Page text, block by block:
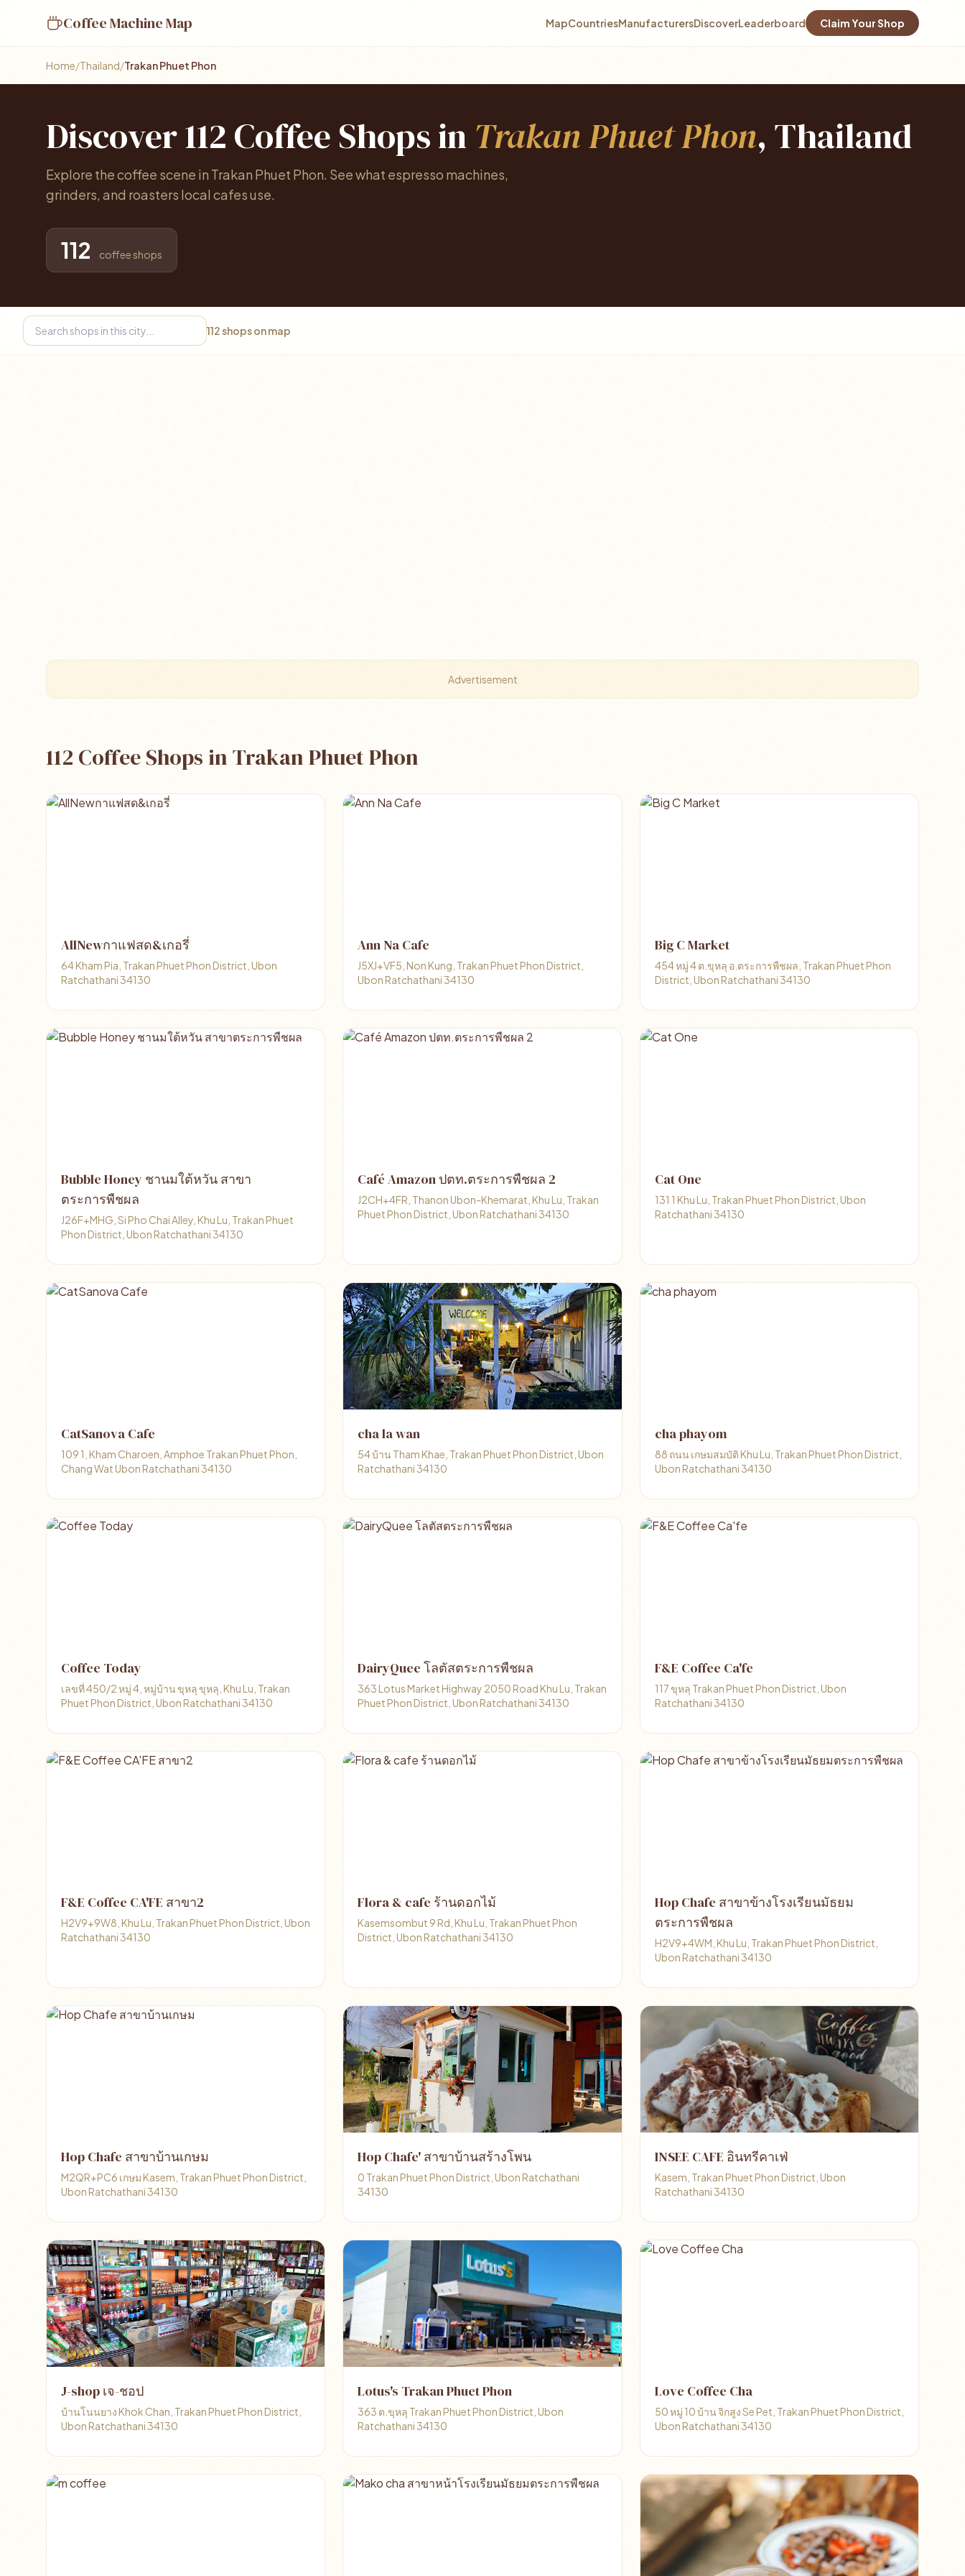
Coffee Machine Map MapCountriesManufacturersDiscoverLeaderboard Claim Your Shop
Home/Thailand/Trakan Phuet Phon
Discover 112 Coffee Shops inTrakan Phuet Phon, Thailand
Explore the coffee scene in Trakan Phuet Phon. See what espresso machines,
grinders, and roasters local cafes use.
112 coffee shops
112 shops on map
Advertisement
112 Coffee Shops in Trakan Phuet Phon
AllNewกาแฟสด&เกอรี่
64 Kham Pia, Trakan Phuet Phon District, Ubon
Ratchathani 34130
Ann Na Cafe
J5XJ+VF5, Non Kung, Trakan Phuet Phon District,
Ubon Ratchathani 34130
Big C Market
454 หมู่ 4 ต.ขุหลุ อ.ตระการพืชผล, Trakan Phuet Phon
District, Ubon Ratchathani 34130
Bubble Honey ชานมใต้หวัน สาขา
ตระการพืชผล
J26F+MHG, Si Pho Chai Alley, Khu Lu, Trakan Phuet
Phon District, Ubon Ratchathani 34130
Café Amazon ปตท.ตระการพืชผล 2
J2CH+4FR, Thanon Ubon-Khemarat, Khu Lu, Trakan
Phuet Phon District, Ubon Ratchathani 34130
Cat One
131 1 Khu Lu, Trakan Phuet Phon District, Ubon
Ratchathani 34130
CatSanova Cafe
109 1, Kham Charoen, Amphoe Trakan Phuet Phon,
Chang Wat Ubon Ratchathani 34130
cha la wan
54 บ้าน Tham Khae, Trakan Phuet Phon District, Ubon
Ratchathani 34130
cha phayom
88 ถนน เกษมสมบัติ Khu Lu, Trakan Phuet Phon District,
Ubon Ratchathani 34130
Coffee Today
เลขที่ 450/2 หมู่ 4, หมู่บ้าน ขุหลุ ขุหลุ, Khu Lu, Trakan
Phuet Phon District, Ubon Ratchathani 34130
DairyQuee โลตัสตระการพืชผล
363 Lotus Market Highway 2050 Road Khu Lu, Trakan
Phuet Phon District, Ubon Ratchathani 34130
F&E Coffee Ca'fe
117 ขุหลุ Trakan Phuet Phon District, Ubon
Ratchathani 34130
F&E Coffee CA'FE สาขา2
H2V9+9W8, Khu Lu, Trakan Phuet Phon District, Ubon
Ratchathani 34130
Flora & cafe ร้านดอกไม้
Kasemsombut 9 Rd, Khu Lu, Trakan Phuet Phon
District, Ubon Ratchathani 34130
Hop Chafe สาขาข้างโรงเรียนมัธยม
ตระการพืชผล
H2V9+4WM, Khu Lu, Trakan Phuet Phon District,
Ubon Ratchathani 34130
Hop Chafe สาขาบ้านเกษม
M2QR+PC6 เกษม Kasem, Trakan Phuet Phon District,
Ubon Ratchathani 34130
Hop Chafe' สาขาบ้านสร้างโพน
0 Trakan Phuet Phon District, Ubon Ratchathani
34130
INSEE CAFE อินทรีคาเฟ่
Kasem, Trakan Phuet Phon District, Ubon
Ratchathani 34130
J-shop เจ-ชอป
บ้านโนนยาง Khok Chan, Trakan Phuet Phon District,
Ubon Ratchathani 34130
Lotus's Trakan Phuet Phon
363 ต.ขุหลุ Trakan Phuet Phon District, Ubon
Ratchathani 34130
Love Coffee Cha
50 หมู่ 10 บ้าน จิกสูง Se Pet, Trakan Phuet Phon District,
Ubon Ratchathani 34130